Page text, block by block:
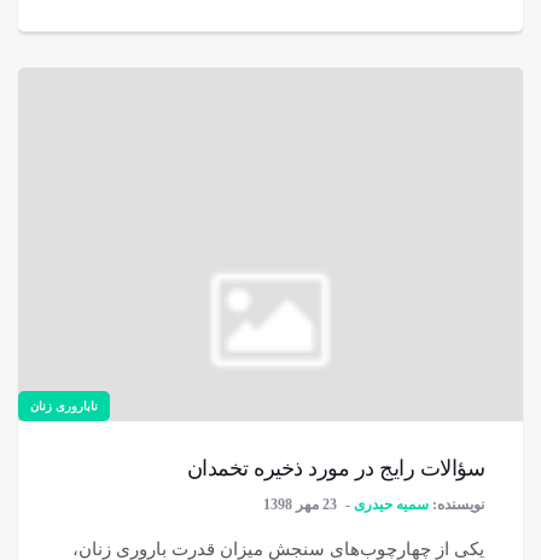
ناباروری زنان
سؤالات رایج در مورد ذخیره تخمدان
نویسنده: سمیه حیدری 23 مهر 1398
یکی از چهارچوب‌های سنجش میزان قدرت باروری زنان،